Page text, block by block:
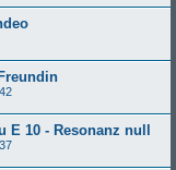
10 - Resonanz null